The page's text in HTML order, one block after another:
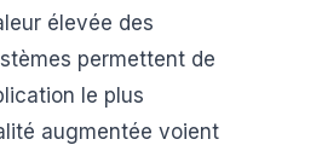
élevée des
permettent de
le plus
augmentée voient